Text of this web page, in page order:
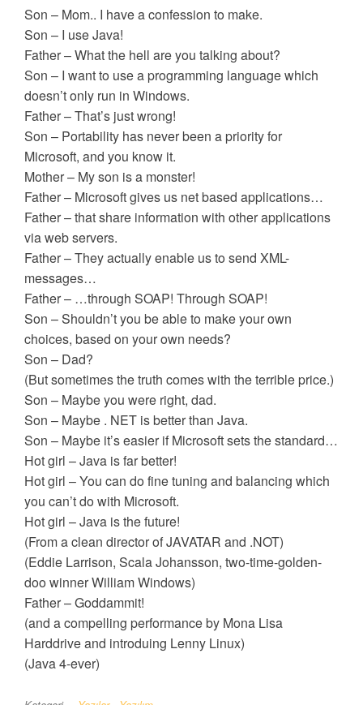
Son – Mom.. I have a confession to make.
Son – I use Java!
Father – What the hell are you talking about?
Son – I want to use a programming language which
doesn’t only run in Windows.
Father – That’s just wrong!
Son – Portability has never been a priority for
Microsoft, and you know it.
Mother – My son is a monster!
Father – Microsoft gives us net based applications…
Father – that share information with other applications
via web servers.
Father – They actually enable us to send XML-
messages…
Father – …through SOAP! Through SOAP!
Son – Shouldn’t you be able to make your own
choices, based on your own needs?
Son – Dad?
(But sometimes the truth comes with the terrible price.)
Son – Maybe you were right, dad.
Son – Maybe . NET is better than Java.
Son – Maybe it’s easier if Microsoft sets the standard…
Hot girl – Java is far better!
Hot girl – You can do fine tuning and balancing which
you can’t do with Microsoft.
Hot girl – Java is the future!
(From a clean director of JAVATAR and .NOT)
(Eddie Larrison, Scala Johansson, two-time-golden-
doo winner William Windows)
Father – Goddammit!
(and a compelling performance by Mona Lisa
Harddrive and introduing Lenny Linux)
(Java 4-ever)